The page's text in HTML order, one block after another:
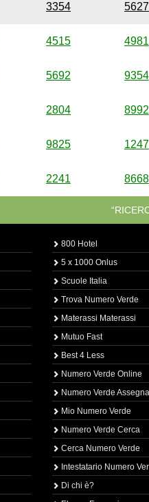
3354 5627
4515 4981
5692 9354
2804 8992
9825 1247
2241 8668
800 Hotel
5 x 1000 Onlus
Scuole Italia
Trova Numero Verde
Materassi Materassi
Mutuo Fast
Best 4 Less
Numero Verde Online
Numero Verde
Mio Numero Verde
Numero Verde Cerca
Cerca Numero Verde
Intestatario Numero
Di chi è?